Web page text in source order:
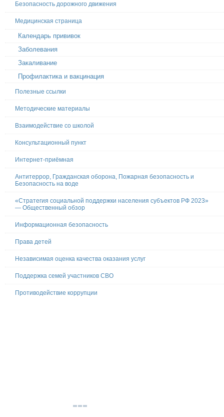
Безопасность дорожного движения
Медицинская страница
Календарь прививок
Заболевания
Закаливание
Профилактика и вакцинация
Полезные ссылки
Методические материалы
Взаимодействие со школой
Консультационный пункт
Интернет-приёмная
Антитеррор, Гражданская оборона, Пожарная безопасность и
Безопасность на воде
«Стратегия социальной поддержки населения субъектов РФ 2023»
— Общественный обзор
Информационная безопасность
Права детей
Независимая оценка качества оказания услуг
Поддержка семей участников СВО
Противодействие коррупции